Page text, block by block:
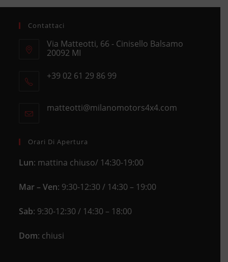
Contattaci
Via Matteotti, 66 - Cinisello Balsamo
20092 MI
in
+39 02 61 29 86 99
your
matteotti@milanomotors4x4.comOpens
Orari Di Apertura
Lun: mattina chiuso/ 14:30-19:00
Mar – Ven: 9:30-12:30 / 14:30 – 19:00
Sab: 9:30-12:30 / 14:30 – 18:00
Dom: chiusi